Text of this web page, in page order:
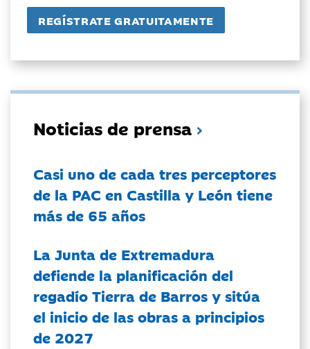
Noticias de prensa
Casi uno de cada tres perceptores
de la PAC en Castilla y León tiene
más de 65 años
La Junta de Extremadura
defiende la planificación del
regadío Tierra de Barros y sitúa
el inicio de las obras a principios
de 2027